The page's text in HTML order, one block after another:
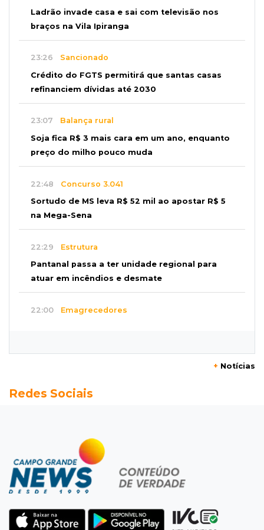
Ladrão invade casa e sai com televisão nos
braços na Vila Ipiranga
23:26 Sancionado
Crédito do FGTS permitirá que santas casas
refinanciem dívidas até 2030
23:07 Balança rural
Soja fica R$ 3 mais cara em um ano, enquanto
preço do milho pouco muda
22:48 Concurso 3.041
Sortudo de MS leva R$ 52 mil ao apostar R$ 5
na Mega-Sena
22:29 Estrutura
Pantanal passa a ter unidade regional para
atuar em incêndios e desmate
22:00 Emagrecedores
Granizo danifica telhados e plantações
Agregado
Inter perde para o Corinthians mas avança às
quartas da Copa do Brasil
Vitória goleia Athletico-PR por 4 a 0 e avança
+ Notícias
Redes Sociais